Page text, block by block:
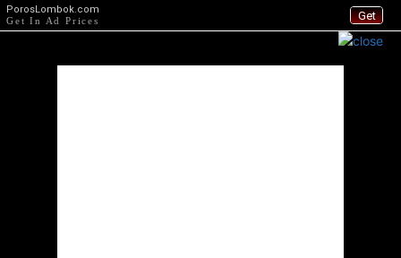
Get
PorosLombok.com
Get In Ad Prices